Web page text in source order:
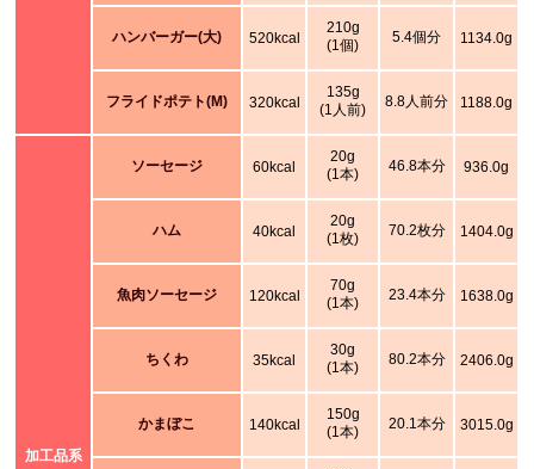
ハンバーガー(大) 520kcal
210g
(1個)
5.4個分 1134.0g
フライドポテト(M) 320kcal
135g
(1人前)
8.8人前分 1188.0g
加工品系
ソーセージ 60kcal
20g
(1本)
46.8本分 936.0g
ハム 40kcal
20g
(1枚)
70.2枚分 1404.0g
魚肉ソーセージ 120kcal
70g
(1本)
23.4本分 1638.0g
ちくわ 35kcal
30g
(1本)
80.2本分 2406.0g
かまぼこ 140kcal
150g
(1本)
20.1本分 3015.0g